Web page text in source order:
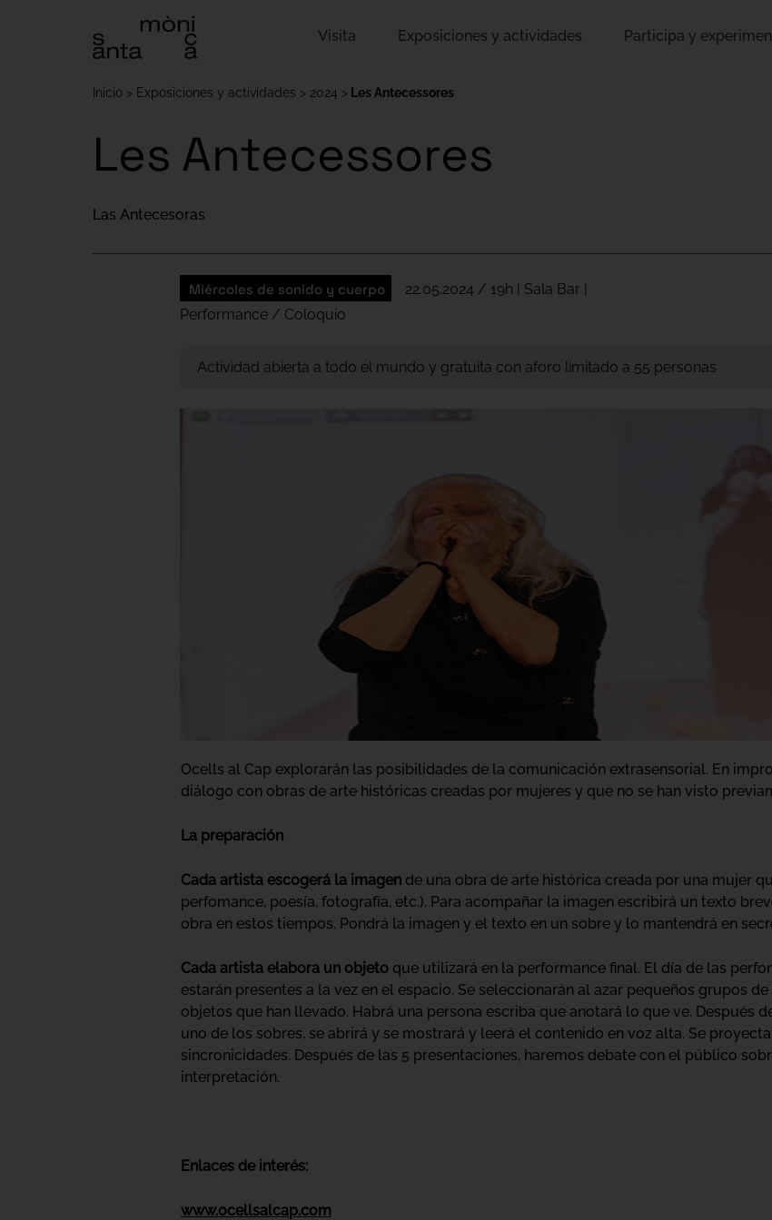
Visita Exposiciones y actividades Participa y
Inicio Exposiciones y actividades 2024 Les Antecessores
Les Antecessores
Las Antecesoras
Miércoles de sonido y cuerpo
22.05.2024 / 19h | Sala Bar |
Performance / Coloquio
Actividad abierta a todo el mundo y gratuita con aforo limitado a 55 personas
Ocells al Cap explorarán las posibilidades de la comunicación extrasensorial. En
diálogo con obras de arte históricas creadas por mujeres y que no se han visto
La preparación
Cada artista escogerá la imagen de una obra de arte histórica creada por una mujer
perfomance, poesía, fotografía, etc.). Para acompañar la imagen escribirá un texto
obra en estos tiempos. Pondrá la imagen y el texto en un sobre y lo mantendrá en
Cada artista elabora un objeto que utilizará en la performance final. El día de las
estarán presentes a la vez en el espacio. Se seleccionarán al azar pequeños grupos
objetos que han llevado. Habrá una persona escriba que anotará lo que ve. Después
uno de los sobres, se abrirá y se mostrará y leerá el contenido en voz alta. Se
sincronicidades. Después de las 5 presentaciones, haremos debate con el público
interpretación.
Enlaces de interés:
www.ocellsalcap.com